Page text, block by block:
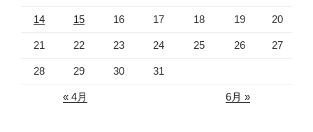
14 15 16 17 18 19 20
21 22 23 24 25 26 27
28 29 30 31
« 4月 6月 »